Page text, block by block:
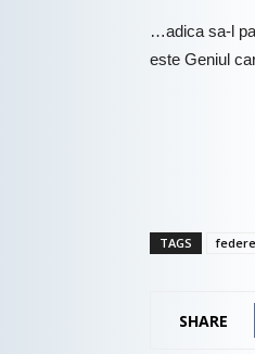
…adica sa-l
este Geniul
TAGS
SHARE